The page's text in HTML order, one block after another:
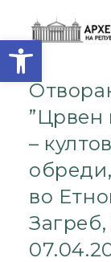
Open
”Црвен
–
во
Загреб,